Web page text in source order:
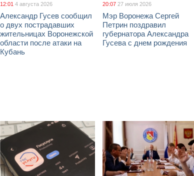
12:01 4 августа 2026
Александр Гусев сообщил
о двух пострадавших
жительницах Воронежской
области после атаки на
Кубань
20:07 27 июля 2026
Мэр Воронежа Сергей
Петрин поздравил
губернатора Александра
Гусева с днем рождения